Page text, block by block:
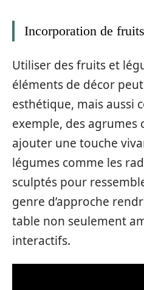
Incorporation de
Utiliser des fruits et
éléments de décor
esthétique, mais aussi
exemple, des agrumes
ajouter une touche
légumes comme les
sculptés pour
genre d’approche
table non seulement
interactifs.